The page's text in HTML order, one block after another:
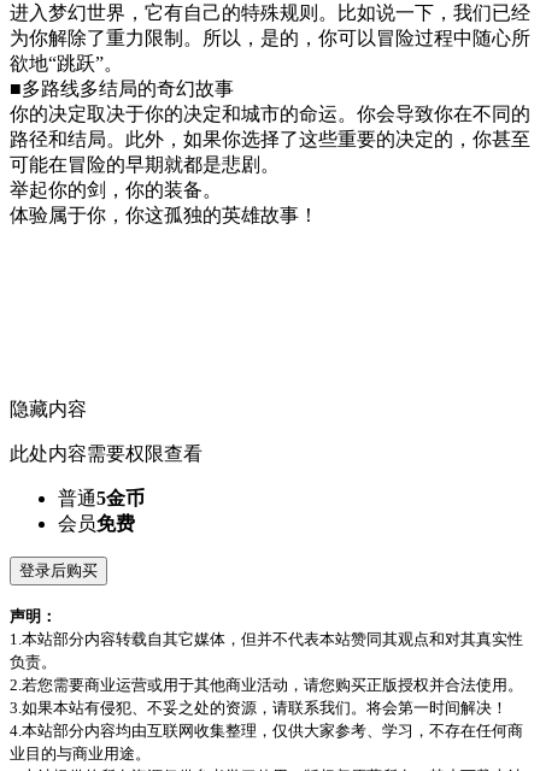
进入梦幻世界，它有自己的特殊规则。比如说一下，我们已经
为你解除了重力限制。所以，是的，你可以冒险过程中随心所
欲地“跳跃”。
■多路线多结局的奇幻故事
你的决定取决于你的决定和城市的命运。你会导致你在不同的
路径和结局。此外，如果你选择了这些重要的决定的，你甚至
可能在冒险的早期就都是悲剧。
举起你的剑，你的装备。
体验属于你，你这孤独的英雄故事！
隐藏内容
此处内容需要权限查看
普通5金币
会员免费
登录后购买
声明：
1.本站部分内容转载自其它媒体，但并不代表本站赞同其观点和对其真实性
负责。
2.若您需要商业运营或用于其他商业活动，请您购买正版授权并合法使用。
3.如果本站有侵犯、不妥之处的资源，请联系我们。将会第一时间解决！
4.本站部分内容均由互联网收集整理，仅供大家参考、学习，不存在任何商
业目的与商业用途。